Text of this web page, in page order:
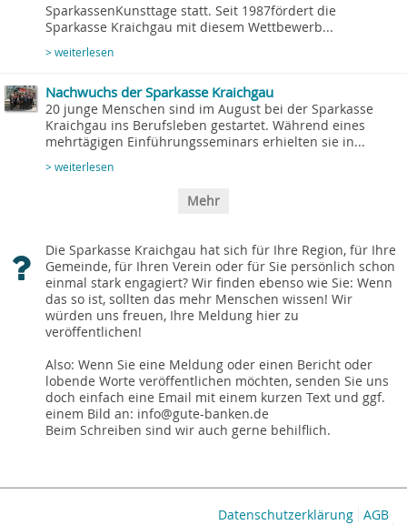
SparkassenKunsttage statt. Seit 1987fördert die
Sparkasse Kraichgau mit diesem Wettbewerb...
> weiterlesen
Nachwuchs der Sparkasse Kraichgau
20 junge Menschen sind im August bei der Sparkasse
Kraichgau ins Berufsleben gestartet. Während eines
mehrtägigen Einführungsseminars erhielten sie in...
> weiterlesen
Mehr
Die Sparkasse Kraichgau hat sich für Ihre Region, für Ihre
Gemeinde, für Ihren Verein oder für Sie persönlich schon
einmal stark engagiert? Wir finden ebenso wie Sie: Wenn
das so ist, sollten das mehr Menschen wissen! Wir
würden uns freuen, Ihre Meldung hier zu
veröffentlichen!
Also: Wenn Sie eine Meldung oder einen Bericht oder
lobende Worte veröffentlichen möchten, senden Sie uns
doch einfach eine Email mit einem kurzen Text und ggf.
einem Bild an: info@gute-banken.de
Beim Schreiben sind wir auch gerne behilflich.
AGB
Datenschutzerklärung